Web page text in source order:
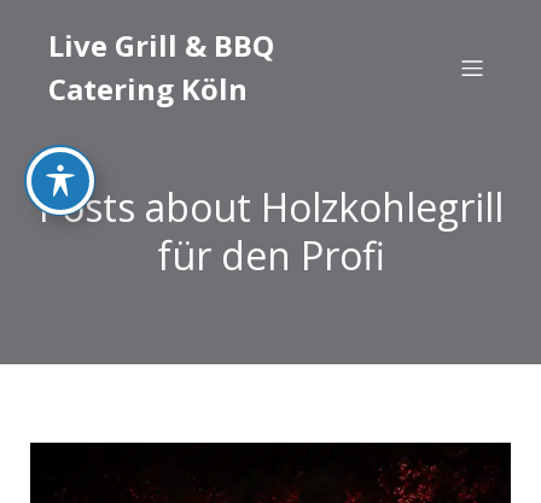
Live Grill & BBQ
Catering Köln
Posts about Holzkohlegrill
für den Profi